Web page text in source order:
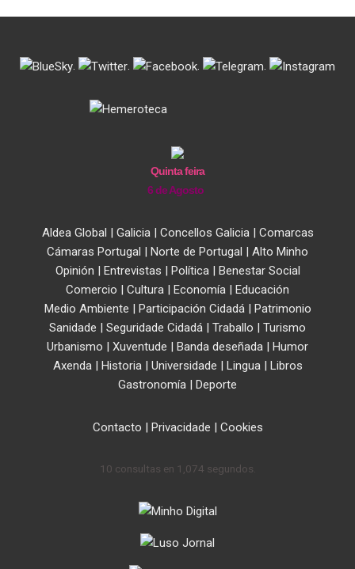
. . . .
Quinta feira
6 de Agosto
Aldea Global | Galicia| Concellos Galicia| Comarcas
Cámaras Portugal | Norte de Portugal | Alto Minho
Opinión | Entrevistas | Política| Benestar Social
Comercio | Cultura | Economía | Educación
Medio Ambiente | Participación Cidadá| Patrimonio
Sanidade | Seguridade Cidadá | Traballo | Turismo
Urbanismo | Xuventude | Banda deseñada | Humor
Axenda| Historia| Universidade | Lingua| Libros
Gastronomía | Deporte
Contacto | Privacidade | Cookies
10 consultas en 1,074 segundos.